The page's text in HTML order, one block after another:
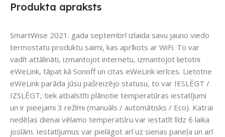
Produkta apraksts
SmartWise 2021. gada septembrī izlaida savu jauno viedo
termostatu produktu saimi, kas aprīkots ar WiFi. To var
vadīt attālināti, izmantojot internetu, izmantojot lietotni
eWeLink, tāpat kā Sonoff un citas eWeLink ierīces. Lietotne
eWeLink parāda jūsu pašreizējo statusu, to var IESLĒGT /
IZSLĒGT, tiek atbalstīti plānotie temperatūras iestatījumi
un ir pieejami 3 režīmi (manuāls / automātisks / Eco). Katrai
nedēļas dienai vēlamo temperatūru var iestatīt līdz 6 laika
joslām. Iestatījumus var pielāgot arī uz sienas paneļa un arī